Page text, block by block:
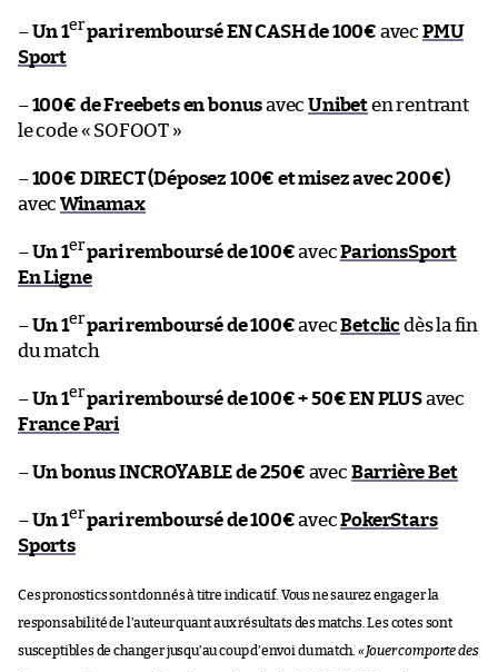
–Un 1erpari remboursé EN CASH de 100€ avec PMU
Sport
–100€ de Freebets en bonusavecUnibeten rentrant
le code « SOFOOT »
–100€ DIRECT (Déposez 100€ et misez avec 200€)
avecWinamax
–Un 1erpari remboursé de 100€avecParionsSport
En Ligne
–Un 1erpari remboursé de 100€avecBetclicdès la fin
du match
–Un 1erpari remboursé de 100€ + 50€ EN PLUSavec
France Pari
–Un bonus INCROYABLE de 250€ avec Barrière Bet
–Un 1erpari remboursé de 100€avecPokerStars
Sports
Ces pronostics sont donnés à titre indicatif. Vous ne saurez engager la
responsabilité de l’auteur quant aux résultats des matchs. Les cotes sont
susceptibles de changer jusqu’au coup d’envoi du match. «Jouer comporte des